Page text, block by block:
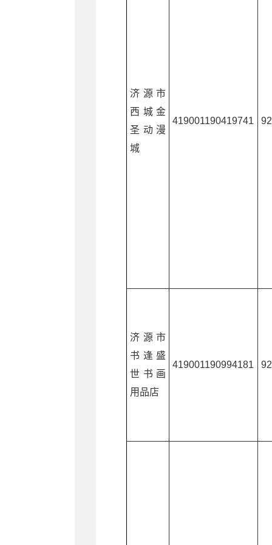
济源市
西城金
圣动漫
城
419001190419741
济源市
书逢盛
世书画
用品店
419001190994181